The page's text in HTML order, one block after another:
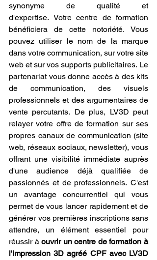
synonyme de qualité et
d'expertise. Votre centre de formation
bénéficiera de cette notoriété. Vous
pouvez utiliser le nom de la marque
dans votre communication, sur votre site
web et sur vos supports publicitaires. Le
partenariat vous donne accès à des kits
de communication, des visuels
professionnels et des argumentaires de
vente percutants. De plus, LV3D peut
relayer votre offre de formation sur ses
propres canaux de communication (site
web, réseaux sociaux, newsletter), vous
offrant une visibilité immédiate auprès
d'une audience déjà qualifiée de
passionnés et de professionnels. C'est
un avantage concurrentiel qui vous
permet de vous lancer rapidement et de
générer vos premières inscriptions sans
attendre, un élément essentiel pour
réussir à ouvrir un centre de formation à
l'impression 3D agréé CPF avec LV3D